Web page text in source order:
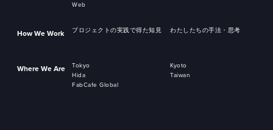
Web
How We Work プロジェクトの実践で得た知見 わたしたちの手法・思考
Where We Are Tokyo
Kyoto
Hida
Taiwan
FabCafe Global